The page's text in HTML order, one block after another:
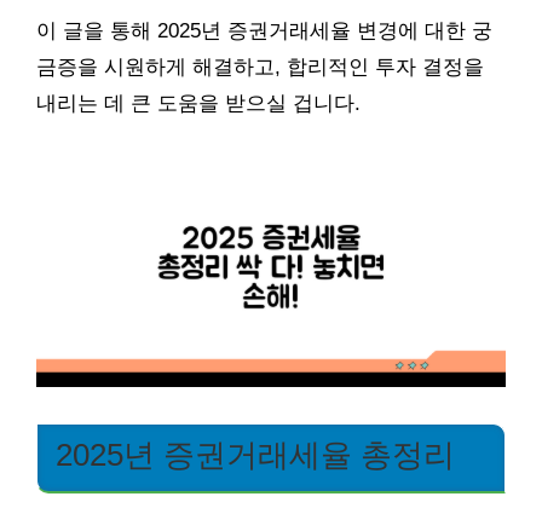
이 글을 통해 2025년 증권거래세율 변경에 대한 궁
금증을 시원하게 해결하고, 합리적인 투자 결정을
내리는 데 큰 도움을 받으실 겁니다.
2025년 증권거래세율 총정리